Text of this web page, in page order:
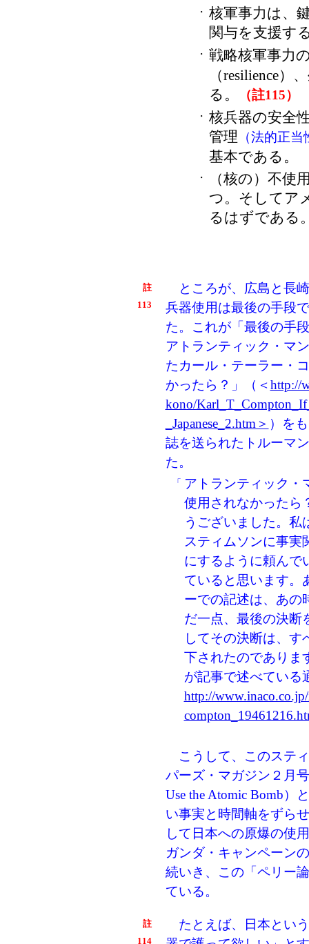
・ 核軍事力は、
関与を支援す
・ 戦略核軍事力
（resilience
る。
（註115）
・ 核兵器の安全
管理 （法的正
基本である。
・
（核の）不使
つ。そしてア
るはずである
註
113
ところが、広島と長
兵器使用は最後の手段
た。これが「最後の手
アトランティック・マ
たカール・テーラー・
かったら？」（＜http://
kono/
_Japanese_2.htm＞ ）を
誌を送られたトルーマ
た。
「
アトランティック・
使用されなかったら
うございました。私
スティムソンに事実
にするように頼んで
ていると思います。
ーでの記述は、あの
だ一点、最後の決断
してその決断は、す
下されたのでありま
が記事で述べている
http://
こうして、このステ
パーズ・マガジン２月
Use the Atomic Bomb）
い事実と時間軸をずら
して日本への原爆の使
ガンダ・キャンペーン
続いき、この「ペリー
ている。
註
114
たとえば、日本とい